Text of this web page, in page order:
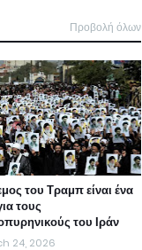
Προβολή όλων
του Τραμπ είναι ένα
τους
του Ιράν
24, 2026